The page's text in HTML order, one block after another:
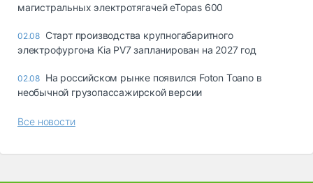
магистральных электротягачей eTopas 600
02.08 Старт производства крупногабаритного
электрофургона Kia PV7 запланирован на 2027 год
02.08 На российском рынке появился Foton Toano в
необычной грузопассажирской версии
Все новости